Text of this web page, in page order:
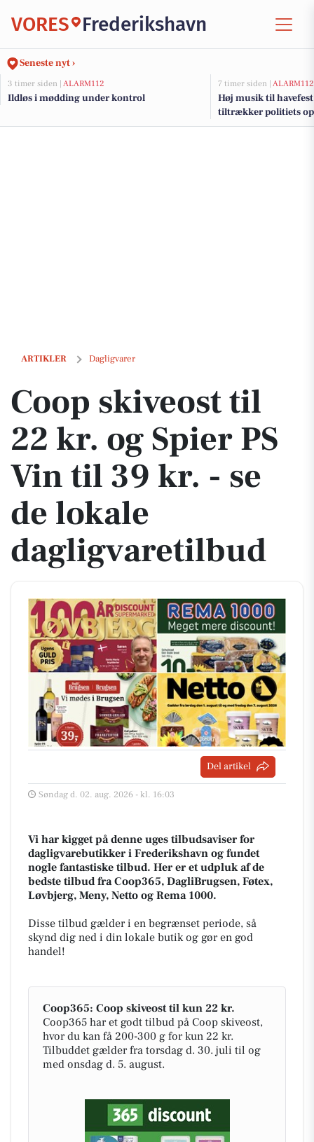
VORES Frederikshavn
Seneste nyt ›
3 timer siden | ALARM112
Ildløs i mødding under kontrol
7 timer siden | ALARM112
Høj musik til
tiltrækker politiets
ARTIKLER Dagligvarer
Coop skiveost til 22 kr. og Spier PS Vin til 39 kr. - se de lokale
Coop skiveost til
22 kr. og Spier PS
Vin til 39 kr. - se
de lokale
dagligvaretilbud
Del artikel
Søndag d. 02. aug. 2026 - kl. 16:03
Vi har kigget på denne uges tilbudsaviser for
dagligvarebutikker i Frederikshavn og fundet
nogle fantastiske tilbud. Her er et udpluk af de
bedste tilbud fra Coop365, DagliBrugsen, Føtex,
Løvbjerg, Meny, Netto og Rema 1000.
Disse tilbud gælder i en begrænset periode, så
skynd dig ned i din lokale butik og gør en god
handel!
Coop365: Coop skiveost til kun 22 kr.
Coop365 har et godt tilbud på Coop skiveost,
hvor du kan få 200-300 g for kun 22 kr.
Tilbuddet gælder fra torsdag d. 30. juli til og
med onsdag d. 5. august.